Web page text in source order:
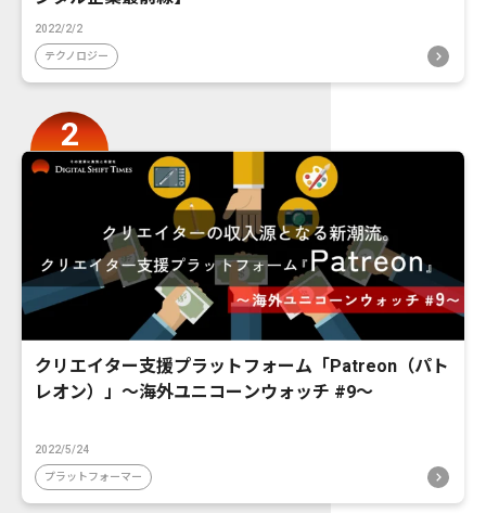
2022/2/2
テクノロジー
クリエイター支援プラットフォーム「Patreon（パト
レオン）」〜海外ユニコーンウォッチ #9〜
2022/5/24
プラットフォーマー